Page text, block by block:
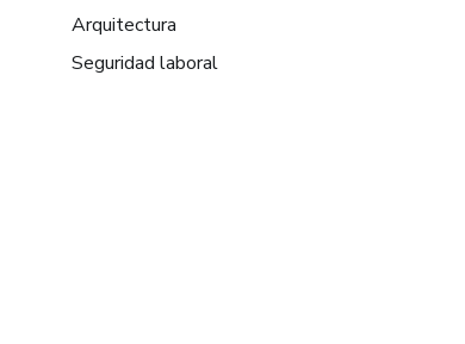
Arquitectura
Seguridad laboral